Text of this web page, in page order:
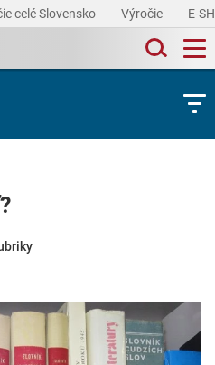
celé Slovensko Výročie E-